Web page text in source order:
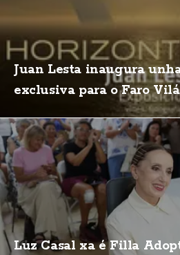
Juan Lesta inaugura
exclusiva para o Faro
Luz Casal xa é Filla